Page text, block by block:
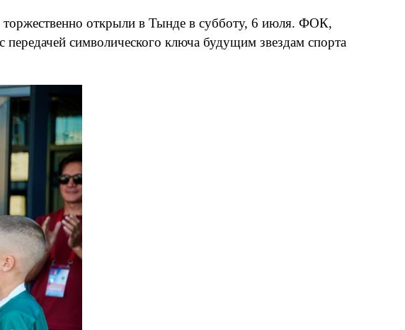
открыли в Тынде в субботу, 6 июля. ФОК,
символического ключа будущим звездам спорта